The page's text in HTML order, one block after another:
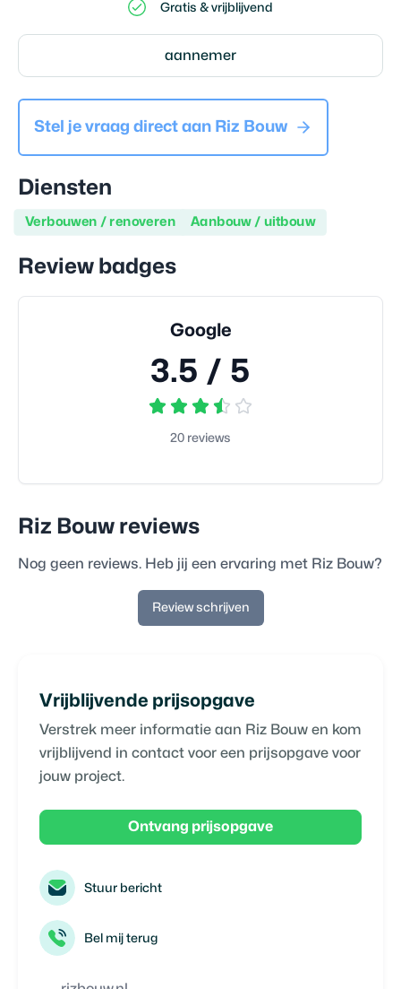
Gratis & vrijblijvend
aannemer
Stel je vraag direct aan Riz Bouw
Diensten
Verbouwen / renoveren Aanbouw / uitbouw
Review badges
Google
3.5 / 5
20 reviews
Riz Bouw reviews
Nog geen reviews. Heb jij een ervaring met Riz Bouw?
Review schrijven
Vrijblijvende prijsopgave
Verstrek meer informatie aan Riz Bouw en kom
vrijblijvend in contact voor een prijsopgave voor
jouw project.
Ontvang prijsopgave
Stuur bericht
Bel mij terug